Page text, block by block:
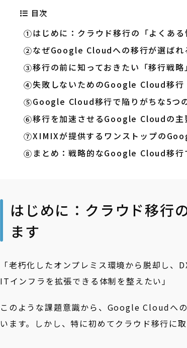
目次
はじめに：クラウド移行の「よくあ
なぜGoogle Cloudへの移行が選ばれ
移行の前に知っておきたい「移行戦
失敗しないためのGoogle Cloud移行
Google Cloud移行で陥りがちな5つ
移行を加速させるGoogle Cloudの主
XIMIXが提供するワンストップの
まとめ：戦略的なGoogle Cloud移行
はじめに：クラウド移行
ます
「老朽化したオンプレミス環境から脱却し
ITインフラを拡張できる体制を整えたい」
このような課題意識から、Google Cloudへ
います。しかし、特に初めてクラウド移行に